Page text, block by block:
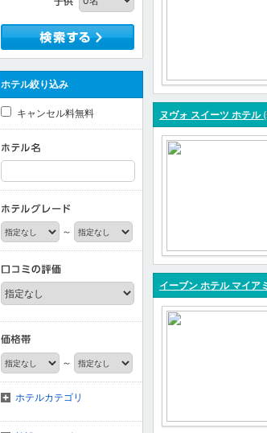
ヌヴォ スイーツ ホテル
イーブン ホテル マイア
ホテル絞り込み
キャンセル料無料
～
～
ホテルカテゴリ